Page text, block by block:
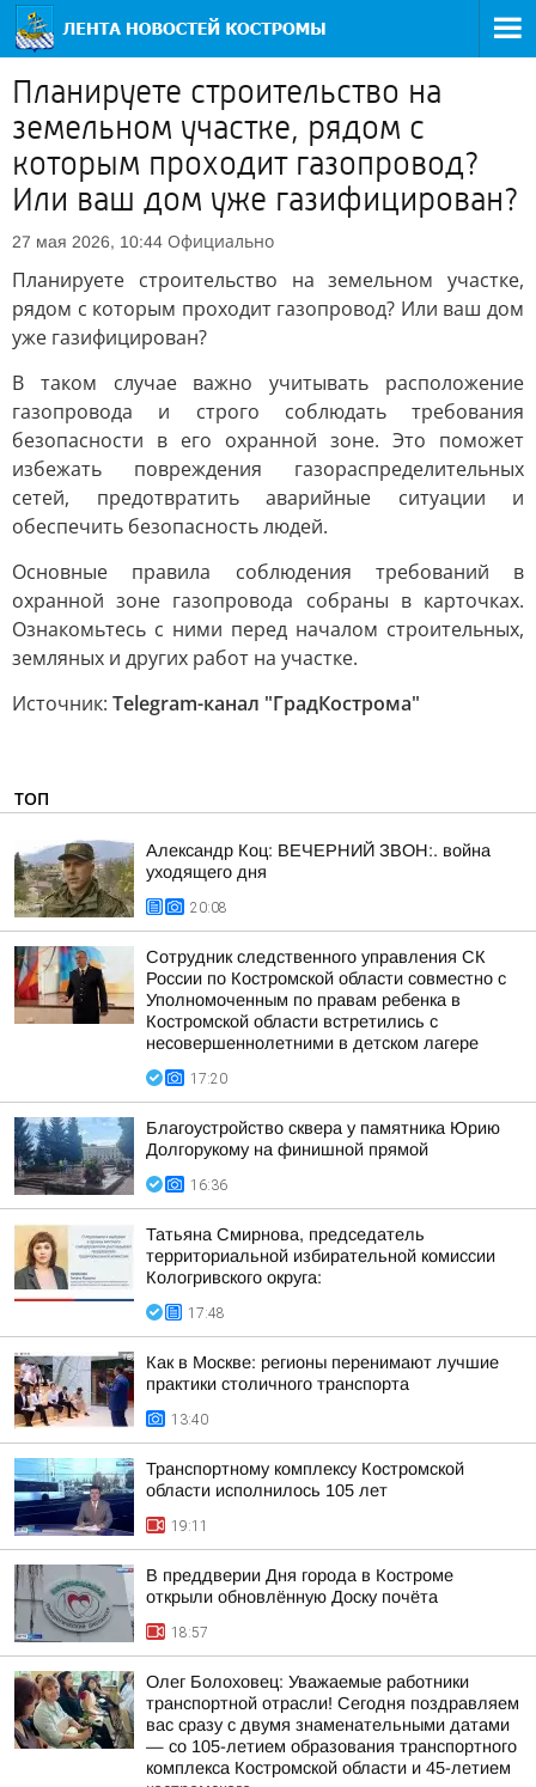
Планируете строительство на
земельном участке, рядом с
которым проходит газопровод?
Или ваш дом уже газифицирован?
27 мая 2026, 10:44 Официально
Планируете строительство на земельном участке,
рядом с которым проходит газопровод? Или ваш дом
уже газифицирован?
В таком случае важно учитывать расположение
газопровода и строго соблюдать требования
безопасности в его охранной зоне. Это поможет
избежать повреждения газораспределительных
сетей, предотвратить аварийные ситуации и
обеспечить безопасность людей.
Основные правила соблюдения требований в
охранной зоне газопровода собраны в карточках.
Ознакомьтесь с ними перед началом строительных,
земляных и других работ на участке.
Источник: Telegram-канал "ГрадКострома"
ТОП
Александр Коц: ВЕЧЕРНИЙ ЗВОН:. война
уходящего дня
20:08
Сотрудник следственного управления СК
России по Костромской области совместно с
Уполномоченным по правам ребенка в
Костромской области встретились с
несовершеннолетними в детском лагере
17:20
Благоустройство сквера у памятника Юрию
Долгорукому на финишной прямой
16:36
Татьяна Смирнова, председатель
территориальной избирательной комиссии
Кологривского округа:
17:48
Как в Москве: регионы перенимают лучшие
практики столичного транспорта
13:40
Транспортному комплексу Костромской
области исполнилось 105 лет
19:11
В преддверии Дня города в Костроме
открыли обновлённую Доску почёта
18:57
Олег Болоховец: Уважаемые работники
транспортной отрасли! Сегодня поздравляем
вас сразу с двумя знаменательными датами
— со 105-летием образования транспортного
комплекса Костромской области и 45-летием